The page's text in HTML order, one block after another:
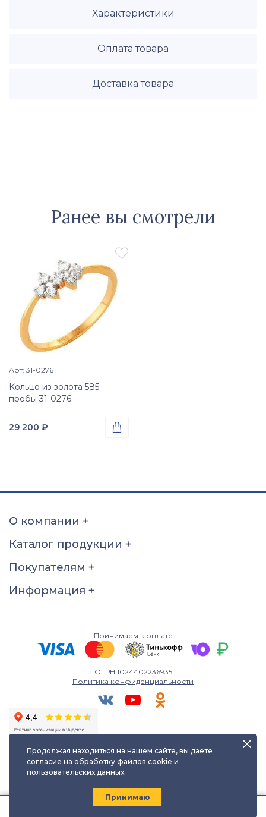
Характеристики
Оплата товара
Доставка товара
Ранее вы смотрели

 Просмотр изделия
Арт: 31-0276
Кольцо из золота 585
пробы 31-0276
29 200 ₽ 
вст.)
Размер
О компании +
Каталог продукции +
Покупателям +
Информация +
Принимаем к оплате
ОГРН 1024402236935
Политика конфиденциальности
Любое использование либо копирование материалов сайта
kayuf.ru| © КаЮФ , 2013-2026
Продолжая находиться на нашем сайте, вы даете
согласие на обработку файлов cookie и
пользовательских данных.
Принимаю